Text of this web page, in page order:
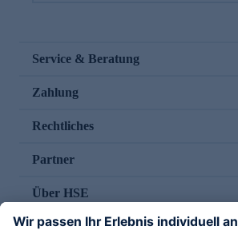
Service & Beratung
Zahlung
Rechtliches
Partner
Über HSE
Im TV